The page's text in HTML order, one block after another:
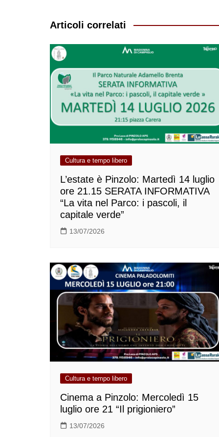
articoli
Articoli correlati
Cultura e tempo libero
L’estate è Pinzolo: Martedì 14 luglio
ore 21.15 SERATA INFORMATIVA
“La vita nel Parco: i pascoli, il
capitale verde”
13/07/2026
Cultura e tempo libero
Cinema a Pinzolo: Mercoledì 15
luglio ore 21 “Il prigioniero”
13/07/2026